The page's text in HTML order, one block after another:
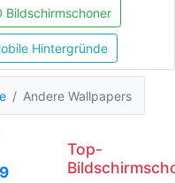
Bildschirmschoner
Hintergründe
Andere Wallpapers
9
Top-